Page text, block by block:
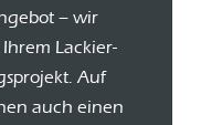
– wir
Lackier-
Auf
auch einen